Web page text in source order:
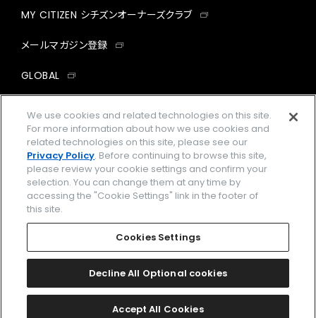
MY CITIZEN シチズンオーナーズクラブ
メールマガジン登録
GLOBAL
facebookinstagramtwitter
企業情報 ご利用規約
プライバシーポリシー Cookies Settings
Amazon PayはAmazon.com, Inc.またはその関連会社の商標です。
2026 CITIZEN WATCH CO., LTD.
We use cookies and related technologies on this site.
For more information about how we use cookies and
related technologies on this site, please see our
Privacy Policy. Before continuing to browse this site,
please review your cookie settings and confirm your
selection. You can change them at any time by
accessing the "Cookie Settings" link in the footer of
this site.
Cookies Settings
Decline All Optional cookies
Accept All Cookies